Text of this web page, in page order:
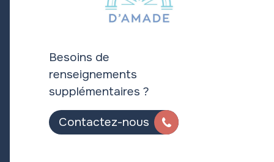
Besoins de
renseignements
supplémentaires ?
Contactez-nous